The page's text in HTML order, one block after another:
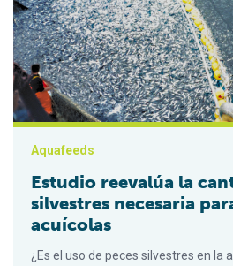
Aquafeeds
Estudio reevalúa la
silvestres necesaria
acuícolas
¿Es el uso de peces silvestres en la